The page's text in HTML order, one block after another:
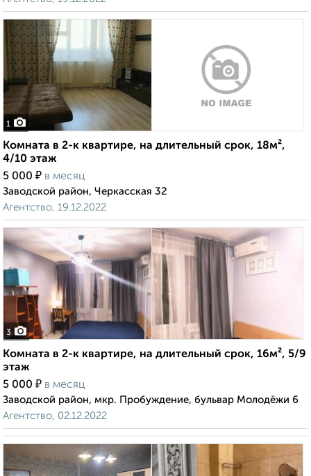
1
Комната в 2-к квартире, на длительный срок, 18м²,
4/10 этаж
5 000 ₽ в месяц
Заводской район, Черкасская 32
Агентство, 19.12.2022
3
Комната в 2-к квартире, на длительный срок, 16м², 5/9
этаж
5 000 ₽ в месяц
Заводской район, мкр. Пробуждение, бульвар Молодёжи 6
Агентство, 02.12.2022